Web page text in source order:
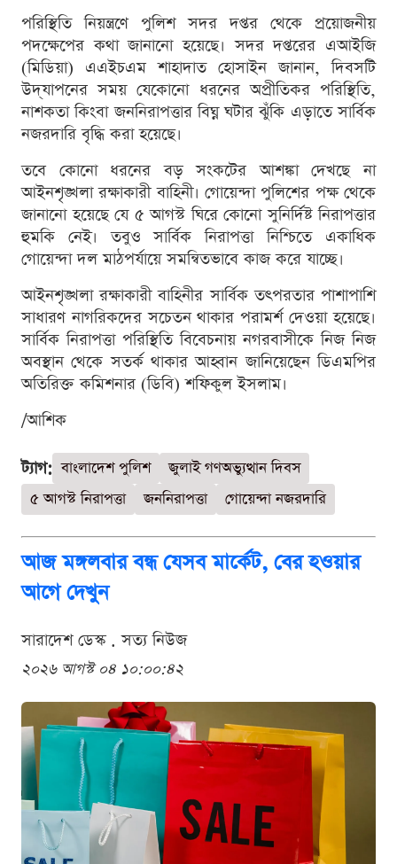
পরিস্থিতি নিয়ন্ত্রণে পুলিশ সদর দপ্তর থেকে প্রয়োজনীয়
পদক্ষেপের কথা জানানো হয়েছে। সদর দপ্তরের এআইজি
(মিডিয়া) এএইচএম শাহাদাত হোসাইন জানান, দিবসটি
উদ্‌যাপনের সময় যেকোনো ধরনের অপ্রীতিকর পরিস্থিতি,
নাশকতা কিংবা জননিরাপত্তার বিঘ্ন ঘটার ঝুঁকি এড়াতে সার্বিক
নজরদারি বৃদ্ধি করা হয়েছে।
তবে কোনো ধরনের বড় সংকটের আশঙ্কা দেখছে না
আইনশৃঙ্খলা রক্ষাকারী বাহিনী। গোয়েন্দা পুলিশের পক্ষ থেকে
জানানো হয়েছে যে ৫ আগস্ট ঘিরে কোনো সুনির্দিষ্ট নিরাপত্তার
হুমকি নেই। তবুও সার্বিক নিরাপত্তা নিশ্চিতে একাধিক
গোয়েন্দা দল মাঠপর্যায়ে সমন্বিতভাবে কাজ করে যাচ্ছে।
আইনশৃঙ্খলা রক্ষাকারী বাহিনীর সার্বিক তৎপরতার পাশাপাশি
সাধারণ নাগরিকদের সচেতন থাকার পরামর্শ দেওয়া হয়েছে।
সার্বিক নিরাপত্তা পরিস্থিতি বিবেচনায় নগরবাসীকে নিজ নিজ
অবস্থান থেকে সতর্ক থাকার আহ্বান জানিয়েছেন ডিএমপির
অতিরিক্ত কমিশনার (ডিবি) শফিকুল ইসলাম।
/আশিক
ট্যাগ: বাংলাদেশ পুলিশ
জুলাই গণঅভ্যুত্থান দিবস
৫ আগস্ট নিরাপত্তা
জননিরাপত্তা গোয়েন্দা নজরদারি
আজ মঙ্গলবার বন্ধ যেসব মার্কেট, বের হওয়ার
আগে দেখুন
সারাদেশ ডেস্ক . সত্য নিউজ
২০২৬ আগস্ট ০৪ ১০:০০:৪২